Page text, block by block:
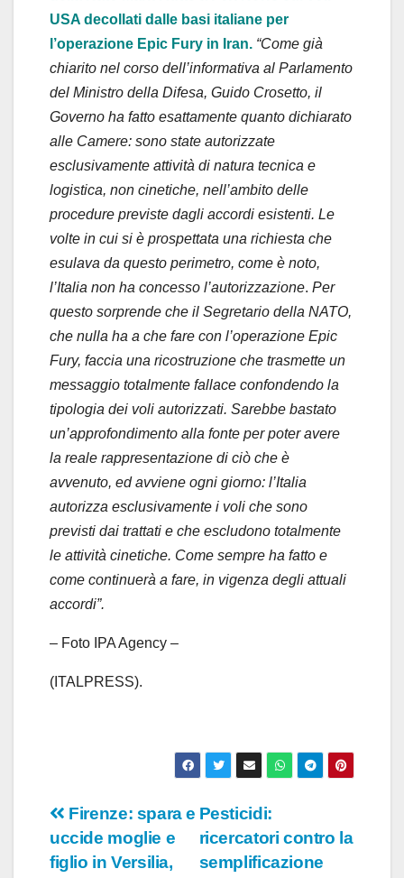
USA decollati dalle basi italiane per
l’operazione Epic Fury in Iran. “Come già
chiarito nel corso dell’informativa al Parlamento
del Ministro della Difesa, Guido Crosetto, il
Governo ha fatto esattamente quanto dichiarato
alle Camere: sono state autorizzate
esclusivamente attività di natura tecnica e
logistica, non cinetiche, nell’ambito delle
procedure previste dagli accordi esistenti. Le
volte in cui si è prospettata una richiesta che
esulava da questo perimetro, come è noto,
l’Italia non ha concesso l’autorizzazione. Per
questo sorprende che il Segretario della NATO,
che nulla ha a che fare con l’operazione Epic
Fury, faccia una ricostruzione che trasmette un
messaggio totalmente fallace confondendo la
tipologia dei voli autorizzati. Sarebbe bastato
un’approfondimento alla fonte per poter avere
la reale rappresentazione di ciò che è
avvenuto, ed avviene ogni giorno: l’Italia
autorizza esclusivamente i voli che sono
previsti dai trattati e che escludono totalmente
le attività cinetiche. Come sempre ha fatto e
come continuerà a fare, in vigenza degli attuali
accordi”.
– Foto IPA Agency –
(ITALPRESS).
Navigazione
articoli
Pesticidi:
ricercatori contro la
semplificazione
Firenze: spara e
uccide moglie e
figlio in Versilia,